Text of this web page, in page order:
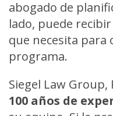
abogado de
lado, puede
que necesita para
programa.
Siegel Law Group,
100 años de